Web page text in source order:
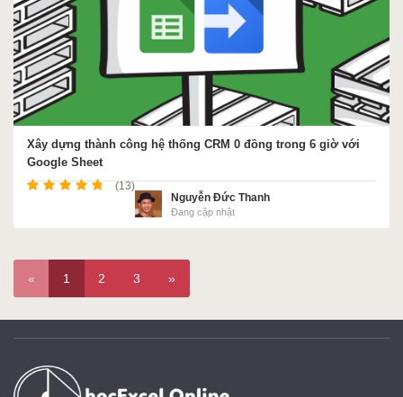
Xây dựng thành công hệ thống CRM 0 đồng trong 6 giờ với
Google Sheet
(13)
Nguyễn Đức Thanh
Đang cập nhật
« 1 2 3 »